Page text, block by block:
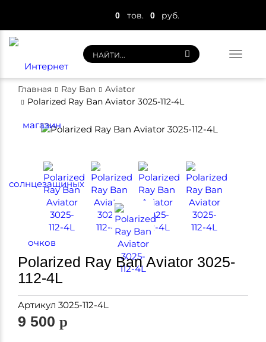
0 тов. 0 руб.
Главная Ray Ban
Aviator
Polarized Ray Ban Aviator 3025-112-4L
Polarized Ray Ban Aviator 3025-
112-4L
Артикул 3025-112-4L
9 500 p